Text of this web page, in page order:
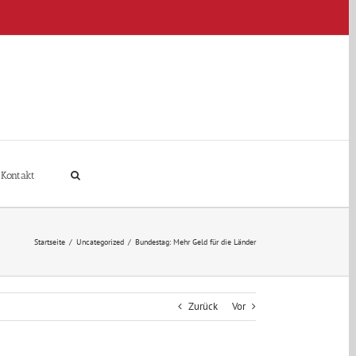
Kontakt
Startseite / Uncategorized / Bundestag: Mehr Geld für die Länder
Zurück Vor